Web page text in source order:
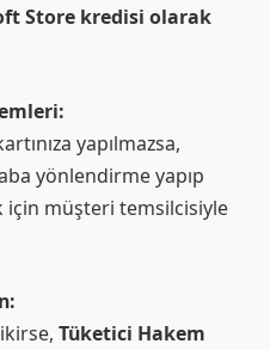
Store kredisi olarak
yapılmazsa,
yönlendirme yapıp
için müşteri temsilcisiyle
Tüketici Hakem